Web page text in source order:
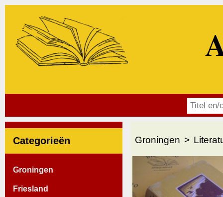
Categorieën
Groningen
Friesland
Groningen